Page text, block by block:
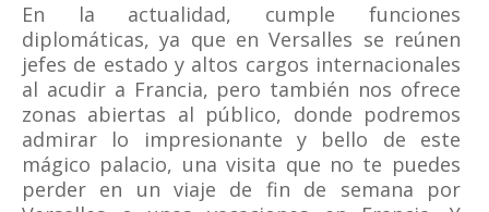
En la actualidad, cumple funciones
diplomáticas, ya que en Versalles se reúnen
jefes de estado y altos cargos internacionales
al acudir a Francia, pero también nos ofrece
zonas abiertas al público, donde podremos
admirar lo impresionante y bello de este
mágico palacio, una visita que no te puedes
perder en un viaje de fin de semana por